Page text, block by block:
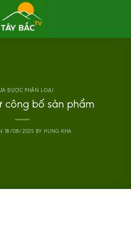
ĐƯỢC PHÂN LOẠI
công bố sản phẩm
18/08/2025 BY HUNG KHA